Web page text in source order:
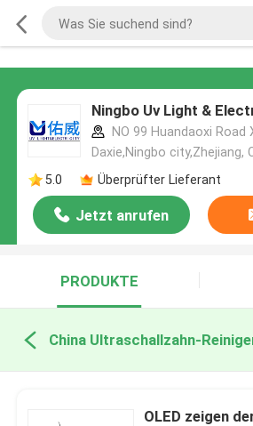
Ningbo Uv Light &
NO 99 Huandaoxi
Daxie,Ningbo city,Zhejiang,
5.0
Überprüfter Lieferant
Jetzt anrufen
PRODUKTE
China Ultraschallzahn-
OLED zeigen